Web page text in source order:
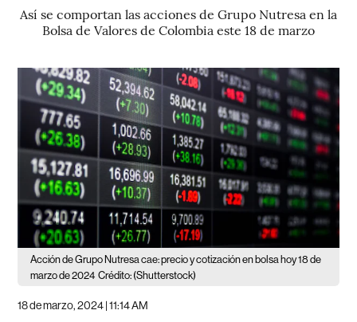
Así se comportan las acciones de Grupo Nutresa en la
Bolsa de Valores de Colombia este 18 de marzo
Acción de Grupo Nutresa cae: precio y cotización en bolsa hoy 18 de
marzo de 2024 Crédito: (Shutterstock)
18 de marzo, 2024 | 11:14 AM